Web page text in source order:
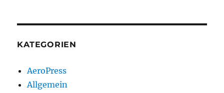
KATEGORIEN
AeroPress
Allgemein